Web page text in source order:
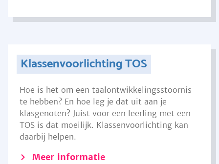
Klassenvoorlichting TOS
Hoe is het om een taalontwikkelingsstoornis
te hebben? En hoe leg je dat uit aan je
klasgenoten? Juist voor een leerling met een
TOS is dat moeilijk. Klassenvoorlichting kan
daarbij helpen.
Meer informatie